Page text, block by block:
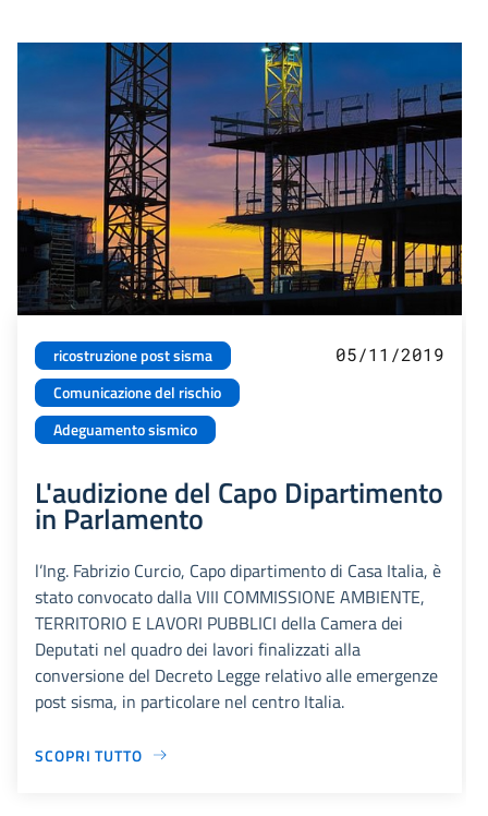
ricostruzione post sisma
Comunicazione del rischio
Adeguamento sismico
05/11/2019
L'audizione del Capo Dipartimento
in Parlamento
l’Ing. Fabrizio Curcio, Capo dipartimento di Casa Italia, è
stato convocato dalla VIII COMMISSIONE AMBIENTE,
TERRITORIO E LAVORI PUBBLICI della Camera dei
Deputati nel quadro dei lavori finalizzati alla
conversione del Decreto Legge relativo alle emergenze
post sisma, in particolare nel centro Italia.
SCOPRI TUTTO